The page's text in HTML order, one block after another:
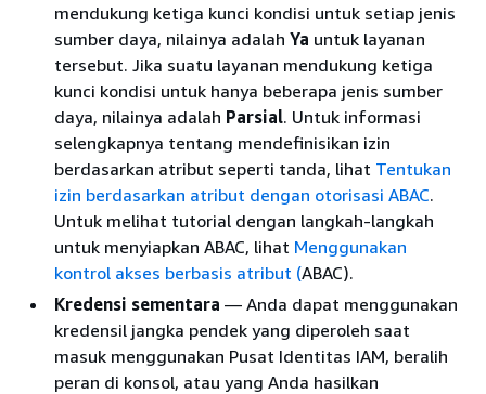
mendukung ketiga kunci kondisi untuk setiap jenis
sumber daya, nilainya adalah Ya untuk layanan
tersebut. Jika suatu layanan mendukung ketiga
kunci kondisi untuk hanya beberapa jenis sumber
daya, nilainya adalah Parsial. Untuk informasi
selengkapnya tentang mendefinisikan izin
berdasarkan atribut seperti tanda, lihat Tentukan
izin berdasarkan atribut dengan otorisasi ABAC.
Untuk melihat tutorial dengan langkah-langkah
untuk menyiapkan ABAC, lihat Menggunakan
kontrol akses berbasis atribut (ABAC).
Kredensi sementara — Anda dapat menggunakan
kredensil jangka pendek yang diperoleh saat
masuk menggunakan Pusat Identitas IAM, beralih
peran di konsol, atau yang Anda hasilkan